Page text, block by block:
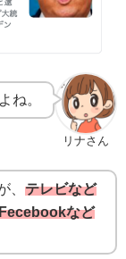
リナさん
ね。
、 テレビなど
など